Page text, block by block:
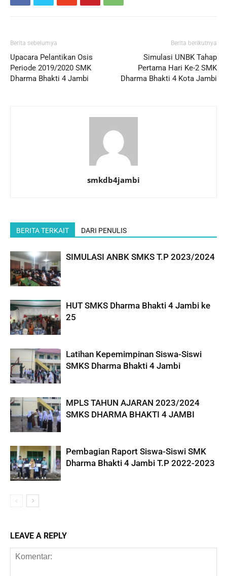
Berita sebelumya
Upacara Pelantikan Osis
Periode 2019/2020 SMK
Dharma Bhakti 4 Jambi
Berita berikutnya
Simulasi UNBK Tahap
Pertama Hari Ke-2 SMK
Dharma Bhakti 4 Kota Jambi
smkdb4jambi
BERITA TERKAIT DARI PENULIS
SIMULASI ANBK SMKS T.P 2023/2024
HUT SMKS Dharma Bhakti 4 Jambi ke
25
Latihan Kepemimpinan Siswa-Siswi
SMKS Dharma Bhakti 4 Jambi
MPLS TAHUN AJARAN 2023/2024
SMKS DHARMA BHAKTI 4 JAMBI
Pembagian Raport Siswa-Siswi SMK
Dharma Bhakti 4 Jambi T.P 2022-2023
LEAVE A REPLY